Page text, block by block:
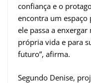
confiança e o
encontra um espaço
ele passa a
própria vida e para
futuro”, afirma.
Segundo Denise,